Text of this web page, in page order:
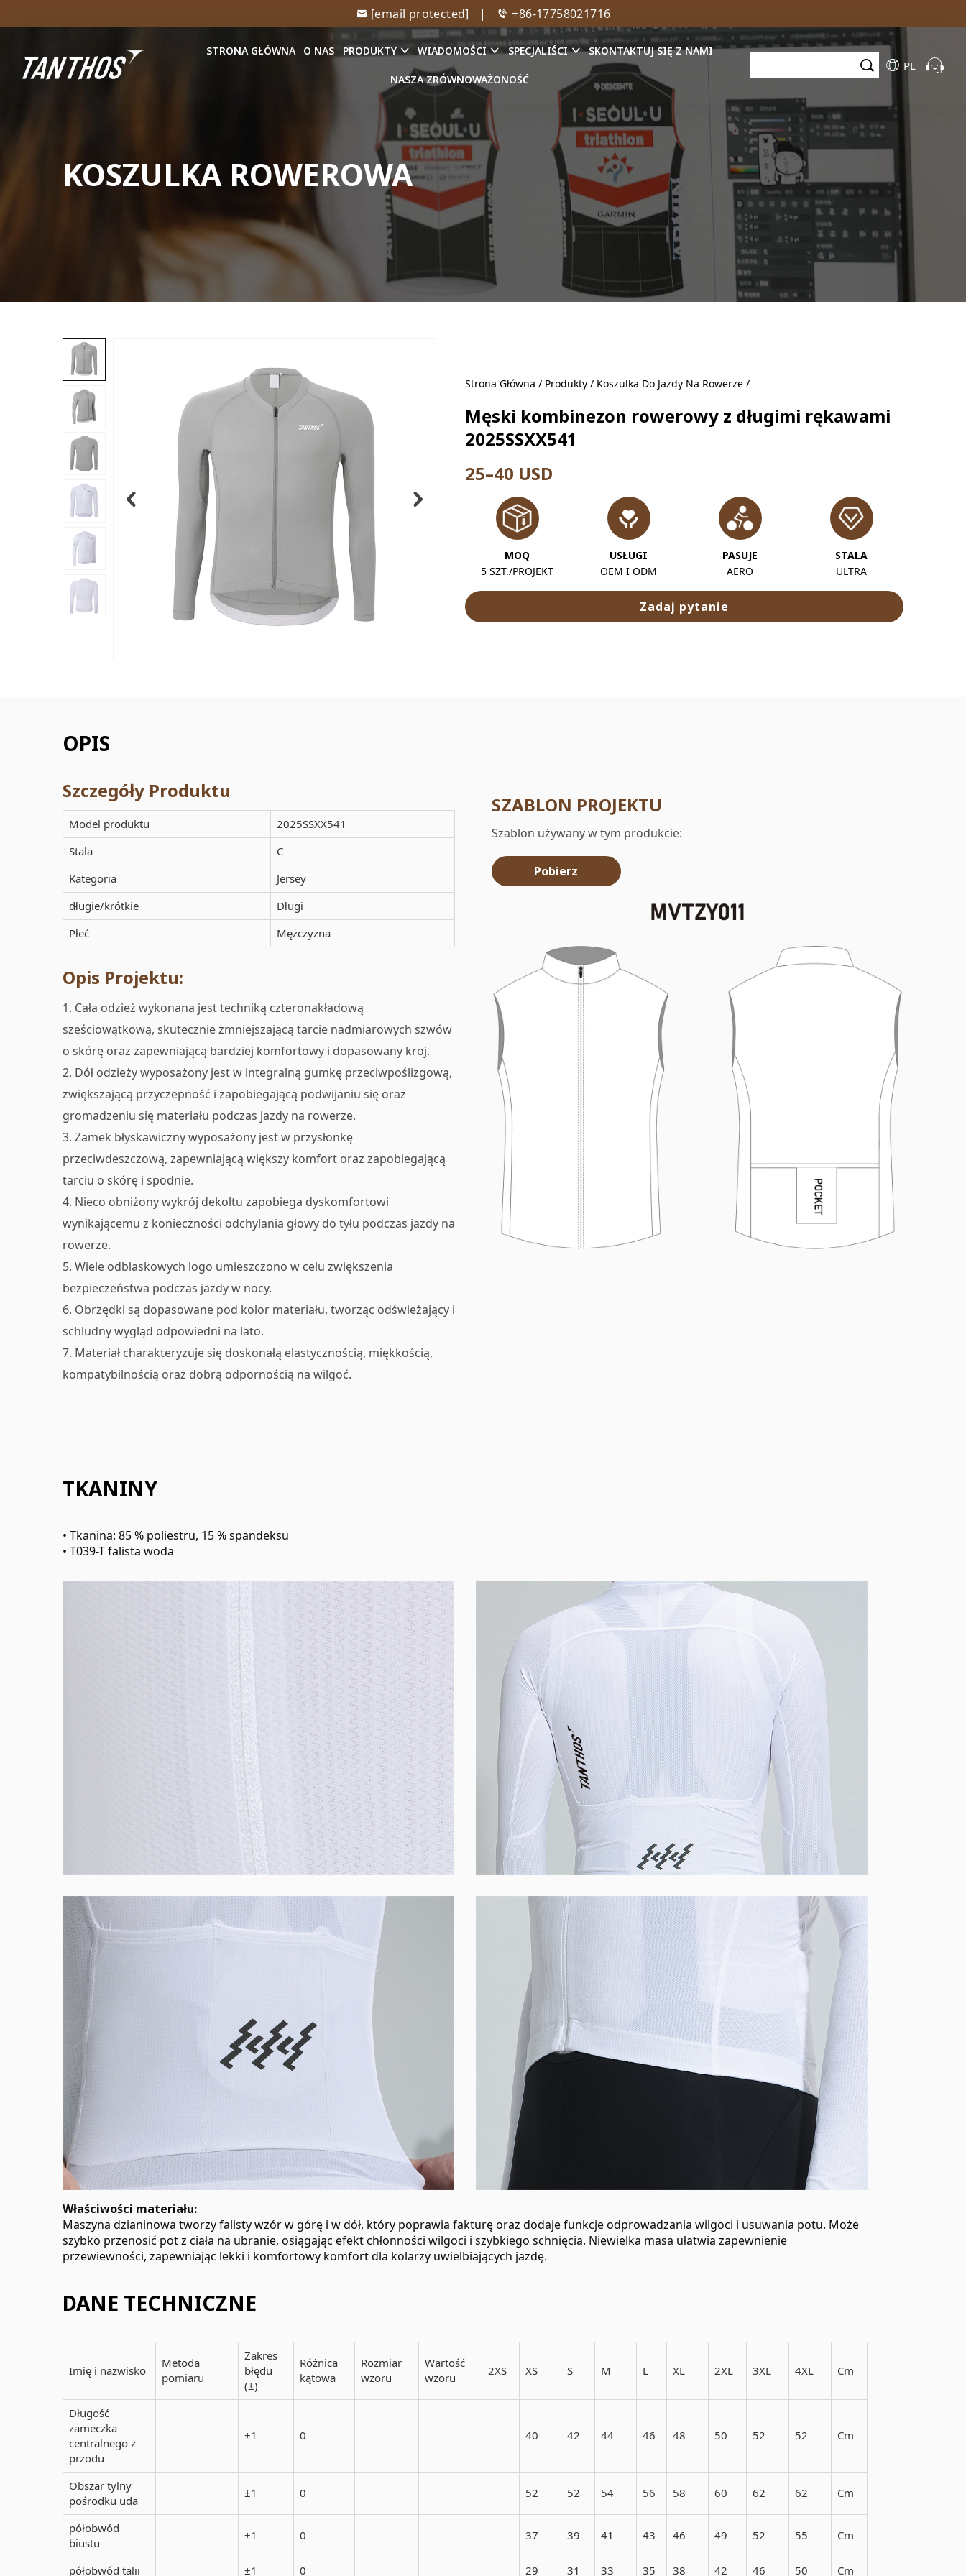
[email protected] | +86-17758021716
STRONA GŁÓWNA O NAS PRODUKTY WIADOMOŚCI SPECJALIŚCI SKONTAKTUJ SIĘ Z NAMI
NASZA ZRÓWNOWAŻONOŚĆ
PL
KOSZULKA ROWEROWA
Strona Główna / Produkty / Koszulka Do Jazdy Na Rowerze /
Męski kombinezon rowerowy z długimi rękawami
2025SSXX541
25–40 USD
MOQ
5 SZT./PROJEKT
USŁUGI
OEM I ODM
PASUJE
AERO
STALA
ULTRA
Zadaj pytanie
OPIS
Szczegóły Produktu
Model produktu
2025SSXX541
Stala
C
Kategoria
Jersey
długie/krótkie
Długi
Płeć
Mężczyzna
Opis Projektu:
1. Cała odzież wykonana jest techniką czteronakładową
sześciowątkową, skutecznie zmniejszającą tarcie nadmiarowych szwów
o skórę oraz zapewniającą bardziej komfortowy i dopasowany kroj.
2. Dół odzieży wyposażony jest w integralną gumkę przeciwpoślizgową,
zwiększającą przyczepność i zapobiegającą podwijaniu się oraz
gromadzeniu się materiału podczas jazdy na rowerze.
3. Zamek błyskawiczny wyposażony jest w przysłonkę
przeciwdeszczową, zapewniającą większy komfort oraz zapobiegającą
tarciu o skórę i spodnie.
4. Nieco obniżony wykrój dekoltu zapobiega dyskomfortowi
wynikającemu z konieczności odchylania głowy do tyłu podczas jazdy na
rowerze.
5. Wiele odblaskowych logo umieszczono w celu zwiększenia
bezpieczeństwa podczas jazdy w nocy.
6. Obrzędki są dopasowane pod kolor materiału, tworząc odświeżający i
schludny wygląd odpowiedni na lato.
7. Materiał charakteryzuje się doskonałą elastycznością, miękkością,
kompatybilnością oraz dobrą odpornością na wilgoć.
SZABLON PROJEKTU
Szablon używany w tym produkcie:
Pobierz
TKANINY
• Tkanina: 85 % poliestru, 15 % spandeksu
• T039-T falista woda
Właściwości materiału:
Maszyna dzianinowa tworzy falisty wzór w górę i w dół, który poprawia fakturę oraz dodaje funkcje odprowadzania wilgoci i usuwania potu. Może
szybko przenosić pot z ciała na ubranie, osiągając efekt chłonności wilgoci i szybkiego schnięcia. Niewielka masa ułatwia zapewnienie
przewiewności, zapewniając lekki i komfortowy komfort dla kolarzy uwielbiających jazdę.
DANE TECHNICZNE
Imię i nazwisko
Metoda
pomiaru
Zakres
błędu
(±)
Różnica
kątowa
Rozmiar
wzoru
Wartość
wzoru
2XS XS S M L XL 2XL 3XL 4XL Cm
Długość
zameczka
centralnego z
przodu
±1 0 40 42 44 46 48 50 52 52 Cm
Obszar tylny
pośrodku uda
±1 0 52 52 54 56 58 60 62 62 Cm
półobwód
biustu
±1 0 37 39 41 43 46 49 52 55 Cm
półobwód talii ±1 0 29 31 33 35 38 42 46 50 Cm